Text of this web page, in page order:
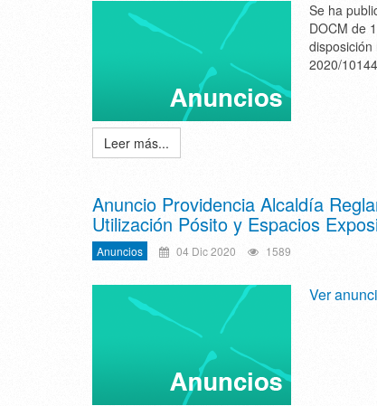
Se ha
DOCM de
disposición
2020/
Leer más...
Anuncio Providencia Alcaldía
Utilización Pósito y Espacios
Anuncios 04 Dic 2020 1589
Ver